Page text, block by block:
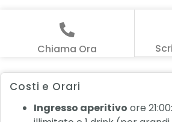
Chiama Ora
Costi e Orari
Ingresso aperitivo ore